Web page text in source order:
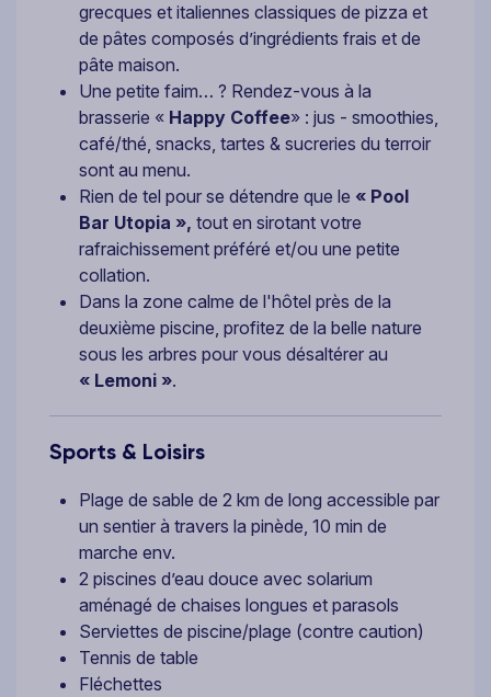
grecques et italiennes classiques de pizza et
de pâtes composés d’ingrédients frais et de
pâte maison.
Une petite faim… ? Rendez-vous à la
brasserie « Happy Coffee» : jus - smoothies,
café/thé, snacks, tartes & sucreries du terroir
sont au menu.
Rien de tel pour se détendre que le « Pool
Bar Utopia », tout en sirotant votre
rafraichissement préféré et/ou une petite
collation.
Dans la zone calme de l'hôtel près de la
deuxième piscine, profitez de la belle nature
sous les arbres pour vous désaltérer au
« Lemoni ».
Sports & Loisirs
Plage de sable de 2 km de long accessible par
un sentier à travers la pinède, 10 min de
marche env.
2 piscines d’eau douce avec solarium
aménagé de chaises longues et parasols
Serviettes de piscine/plage (contre caution)
Tennis de table
Fléchettes